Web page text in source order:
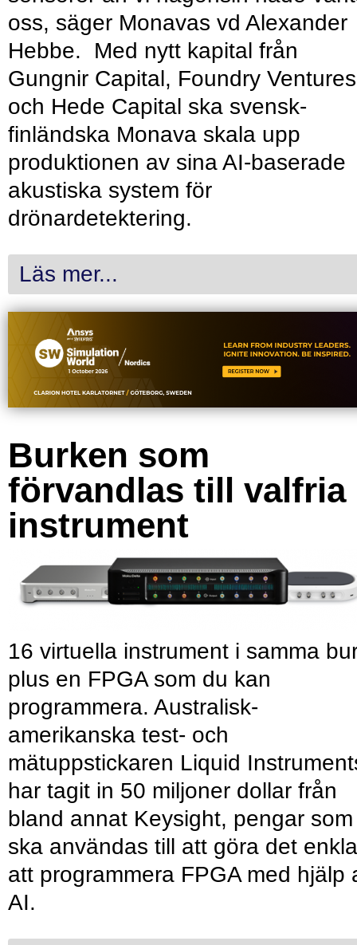
oss, säger Monavas vd Alexander
Hebbe. Med nytt kapital från
Gungnir Capital, Foundry Ventures
och Hede Capital ska svensk-
finländska Monava skala upp
produktionen av sina AI-baserade
akustiska system för
drönardetektering.
Läs mer...
Burken som
förvandlas till valfria
instrument
16 virtuella instrument i samma
plus en FPGA som du kan
programmera. Australisk-
amerikanska test- och
mätuppstickaren Liquid
har tagit in 50 miljoner dollar från
bland annat Keysight, pengar som
ska användas till att göra det
att programmera FPGA med hjälp
AI.